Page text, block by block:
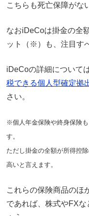
こちらも死亡保障がな
なおiDeCoは掛金の全
ット（※）も、注目す
iDeCoの詳細について
税できる個人型確定拠
さい。
※個人年金保険や終身保険
す。
ただし掛金の全額が所得控
高いと言えます。
これらの保険商品のほ
であれば、株式やFX